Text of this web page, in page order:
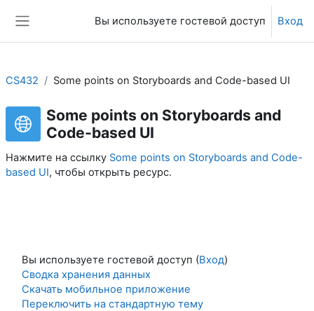
Вы используете гостевой доступ Вход
CS432 Some points on Storyboards and Code-based UI
Some points on Storyboards and
Code-based UI
Нажмите на ссылку Some points on Storyboards and Code-
based UI, чтобы открыть ресурс.
Вы используете гостевой доступ (Вход)
Сводка хранения данных
Скачать мобильное приложение
Переключить на стандартную тему